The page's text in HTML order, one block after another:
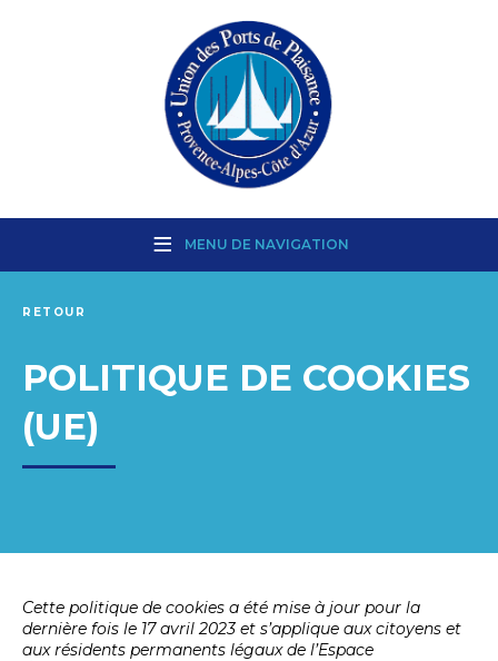
MENU DE NAVIGATION
RETOUR
POLITIQUE DE COOKIES
(UE)
Cette politique de cookies a été mise à jour pour la
dernière fois le 17 avril 2023 et s’applique aux citoyens et
aux résidents permanents légaux de l’Espace